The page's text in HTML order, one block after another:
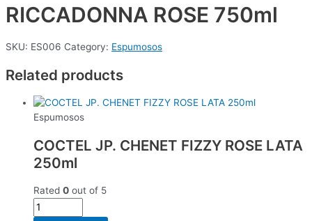
RICCADONNA ROSE 750ml
SKU: ES006 Category: Espumosos
Related products
Espumosos
COCTEL JP. CHENET FIZZY ROSE LATA
250ml
Rated 0 out of 5